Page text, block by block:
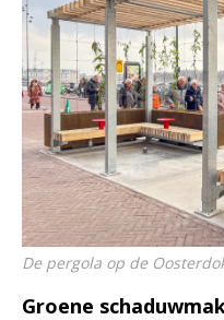
De pergola op de
Groene